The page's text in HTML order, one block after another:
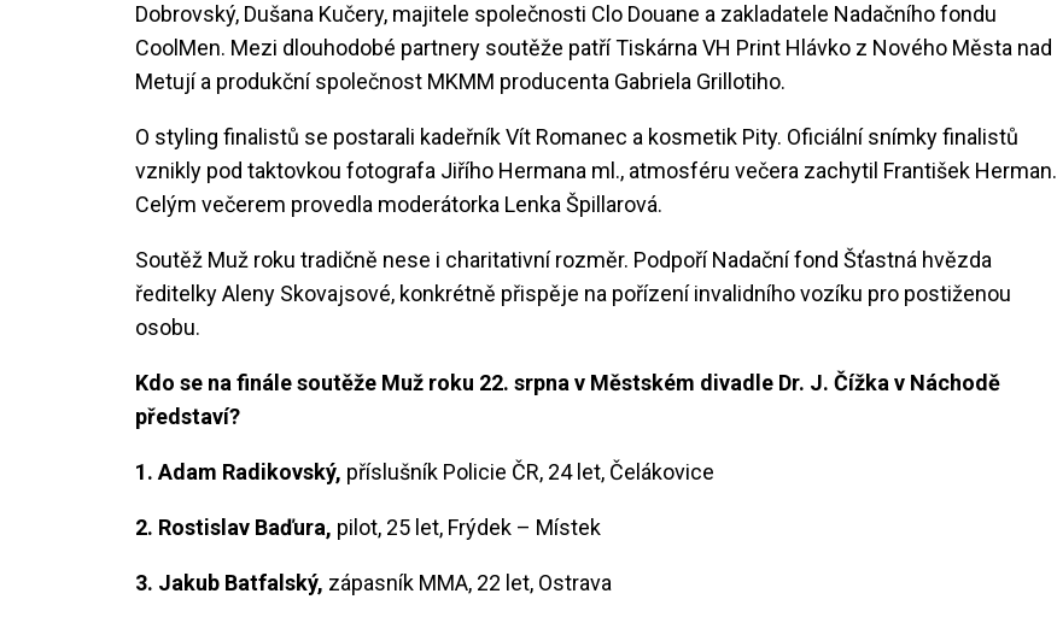
Dobrovský, Dušana Kučery, majitele společnosti Clo Douane a zakladatele Nadačního fondu
CoolMen. Mezi dlouhodobé partnery soutěže patří Tiskárna VH Print Hlávko z Nového Města nad
Metují a produkční společnost MKMM producenta Gabriela Grillotiho.
O styling finalistů se postarali kadeřník Vít Romanec a kosmetik Pity. Oficiální snímky finalistů
vznikly pod taktovkou fotografa Jiřího Hermana ml., atmosféru večera zachytil František Herman.
Celým večerem provedla moderátorka Lenka Špillarová.
Soutěž Muž roku tradičně nese i charitativní rozměr. Podpoří Nadační fond Šťastná hvězda
ředitelky Aleny Skovajsové, konkrétně přispěje na pořízení invalidního vozíku pro postiženou
osobu.
Kdo se na finále soutěže Muž roku 22. srpna v Městském divadle Dr. J. Čížka v Náchodě
představí?
1. Adam Radikovský, příslušník Policie ČR, 24 let, Čelákovice
2. Rostislav Baďura, pilot, 25 let, Frýdek – Místek
3. Jakub Batfalský, zápasník MMA, 22 let, Ostrava